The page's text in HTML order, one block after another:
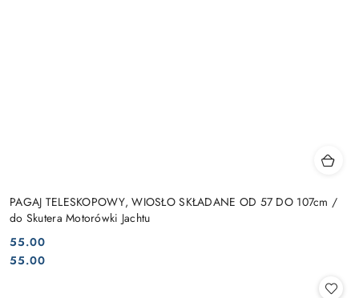
PAGAJ TELESKOPOWY, WIOSŁO SKŁADANE OD 57 DO 107cm /
do Skutera Motorówki Jachtu
Cena:
55.00
Cena:
55.00